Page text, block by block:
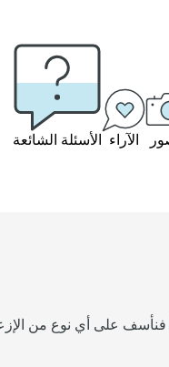
الآراء الأسئلة الشائعة
على أي نوع من